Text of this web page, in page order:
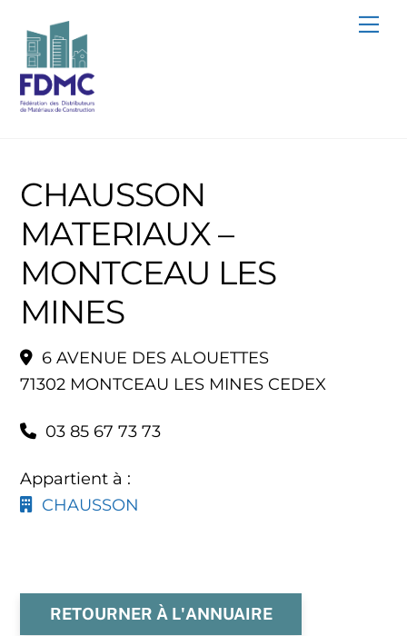
content
CHAUSSON
MATERIAUX –
MONTCEAU LES
MINES
6 AVENUE DES ALOUETTES
71302 MONTCEAU LES MINES CEDEX
03 85 67 73 73
Appartient à :
CHAUSSON
RETOURNER À L'ANNUAIRE